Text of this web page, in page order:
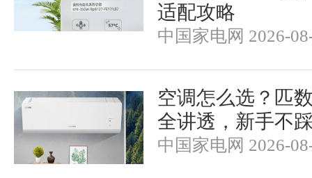
适配攻略
中国家电网 2026-
空调怎么选？匹
全讲透，新手不
中国家电网 2026-